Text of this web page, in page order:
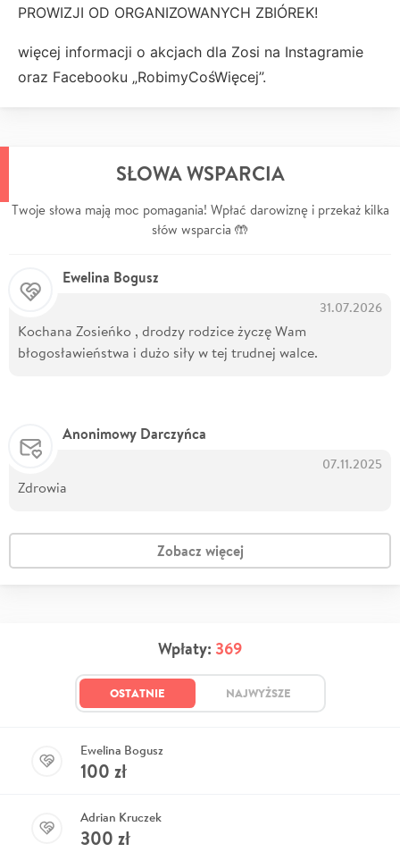
PROWIZJI OD ORGANIZOWANYCH ZBIÓREK!
więcej informacji o akcjach dla Zosi na Instagramie
oraz Facebooku „RobimyCośWięcej”.
SŁOWA WSPARCIA
Twoje słowa mają moc pomagania! Wpłać darowiznę i przekaż kilka
słów wsparcia 🤲
Ewelina Bogusz
31.07.2026
Kochana Zosieńko , drodzy rodzice życzę Wam
błogosławieństwa i dużo siły w tej trudnej walce.
Anonimowy Darczyńca
07.11.2025
Zdrowia
Zobacz więcej
Wpłaty: 369
OSTATNIE NAJWYŻSZE
Ewelina Bogusz
100 zł
Adrian Kruczek
300 zł